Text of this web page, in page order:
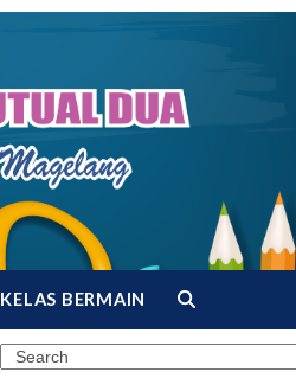
KELAS BERMAIN
Search